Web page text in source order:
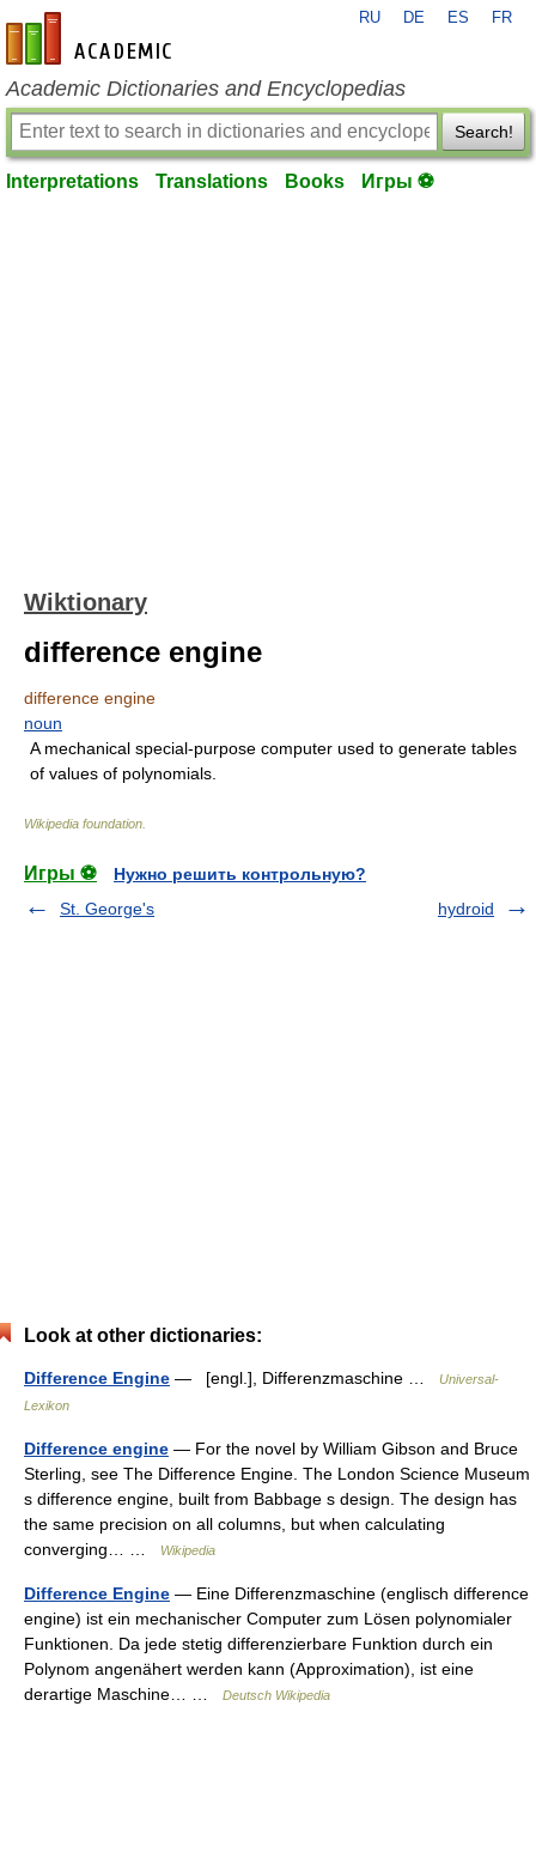
en-academic.com
RU DE ES FR
Academic Dictionaries and Encyclopedias
Search!
Interpretations Translations Books Игры ⚽
Wiktionary
difference engine
difference engine
noun
A mechanical special-purpose computer used to generate tables
of values of polynomials.
Wikipedia foundation
Игры ⚽
Нужно решить контрольную?
St. George's
hydroid
Look at other dictionaries:
Difference Engine — [engl.], Differenzmaschine …
Universal-
Lexikon
Difference engine — For the novel by William Gibson and Bruce
Sterling, see The Difference Engine. The London Science Museum
s difference engine, built from Babbage s design. The design has
the same precision on all columns, but when calculating
converging… …
Wikipedia
Difference Engine — Eine Differenzmaschine (englisch difference
engine) ist ein mechanischer Computer zum Lösen polynomialer
Funktionen. Da jede stetig differenzierbare Funktion durch ein
Polynom angenähert werden kann (Approximation), ist eine
derartige Maschine… …
Deutsch Wikipedia